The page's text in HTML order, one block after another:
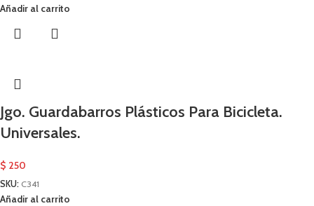
Añadir al carrito
Jgo. Guardabarros Plásticos Para Bicicleta.
Universales.
$ 250
SKU: C341
Añadir al carrito